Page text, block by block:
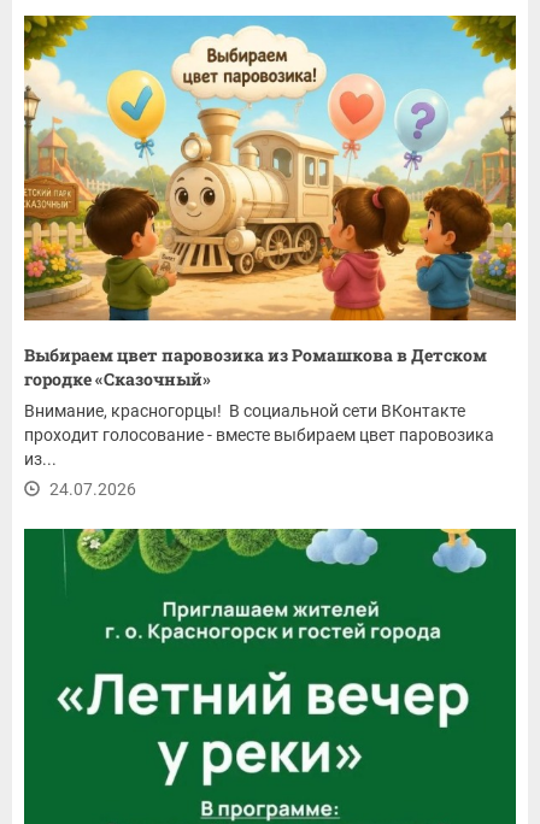
Выбираем цвет паровозика из Ромашкова в Детском
городке «Сказочный»
Внимание, красногорцы! В социальной сети ВКонтакте
проходит голосование - вместе выбираем цвет паровозика
из...
24.07.2026